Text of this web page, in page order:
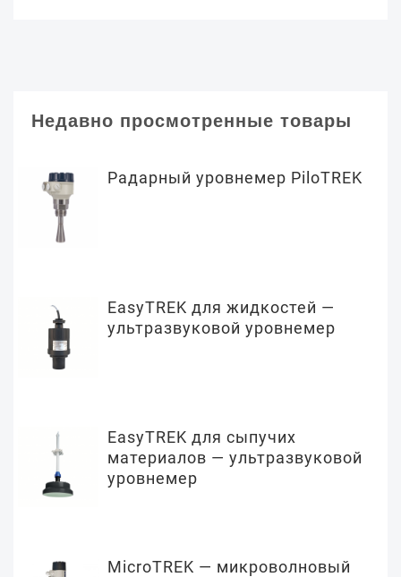
Недавно просмотренные товары
Радарный уровнемер PiloTREK
EasyTREK для жидкостей —
ультразвуковой уровнемер
EasyTREK для сыпучих
материалов — ультразвуковой
уровнемер
MicroTREK — микроволновый